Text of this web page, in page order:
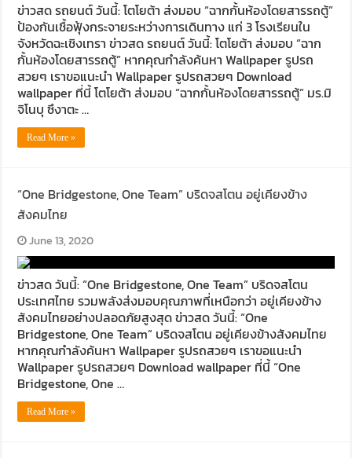
ข่าวสด รถยนต์ วันนี้: โตโยต้า ส่งมอบ “ฉากกั้นห้องโดยสารรถตู้”
ป้องกันเชื้อฟุ้งกระจายระหว่างการเดินทาง แก่ 3 โรงเรียนใน
จังหวัดฉะเชิงเทรา ข่าวสด รถยนต์ วันนี้: โตโยต้า ส่งมอบ “ฉาก
กั้นห้องโดยสารรถตู้” หากคุณกำลังค้นหา Wallpaper รูปรถ
สวยๆ เราขอแนะนำ Wallpaper รูปรถสวยๆ Download
wallpaper ที่นี้ โตโยต้า ส่งมอบ “ฉากกั้นห้องโดยสารรถตู้” มร.มิ
จิโนบุ ซึงาตะ …
Read More »
“One Bridgestone, One Team” บริดจสโตน อยู่เคียงข้าง
สังคมไทย
June 13, 2020
ข่าวสด วันนี้: “One Bridgestone, One Team” บริดจสโตน
ประเทศไทย รวมพลังส่งมอบคุณภาพที่เหนือกว่า อยู่เคียงข้าง
สังคมไทยอย่างปลอดภัยสูงสุด ข่าวสด วันนี้: “One
Bridgestone, One Team” บริดจสโตน อยู่เคียงข้างสังคมไทย
หากคุณกำลังค้นหา Wallpaper รูปรถสวยๆ เราขอแนะนำ
Wallpaper รูปรถสวยๆ Download wallpaper ที่นี้ “One
Bridgestone, One …
Read More »